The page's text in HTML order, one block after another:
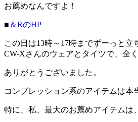
お薦めなんですよ！
■ ＆RのHP
この日は13時～17時までずーっと立
CW-Xさんのウェアとタイツで、全
ありがとうございました。
コンプレッション系のアイテムは本
特に、私、最大のお薦めアイテムは